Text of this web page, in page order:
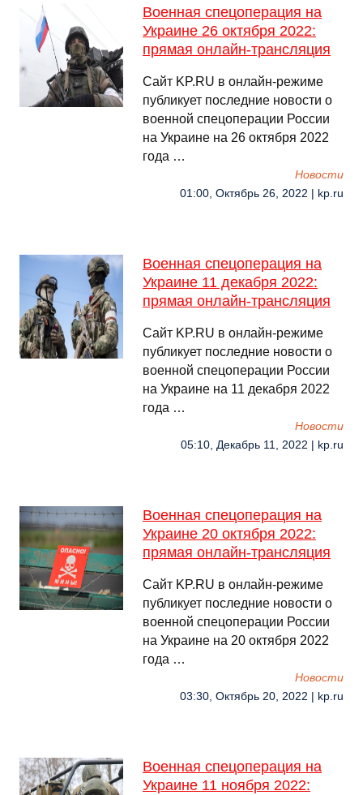
Военная спецоперация на
Украине 26 октября 2022:
прямая онлайн-трансляция
Сайт KP.RU в онлайн-режиме
публикует последние новости о
военной спецоперации России
на Украине на 26 октября 2022
года …
Новости
01:00, Октябрь 26, 2022 | kp.ru
Военная спецоперация на
Украине 11 декабря 2022:
прямая онлайн-трансляция
Сайт KP.RU в онлайн-режиме
публикует последние новости о
военной спецоперации России
на Украине на 11 декабря 2022
года …
Новости
05:10, Декабрь 11, 2022 | kp.ru
Военная спецоперация на
Украине 20 октября 2022:
прямая онлайн-трансляция
Сайт KP.RU в онлайн-режиме
публикует последние новости о
военной спецоперации России
на Украине на 20 октября 2022
года …
Новости
03:30, Октябрь 20, 2022 | kp.ru
Военная спецоперация на
Украине 11 ноября 2022: